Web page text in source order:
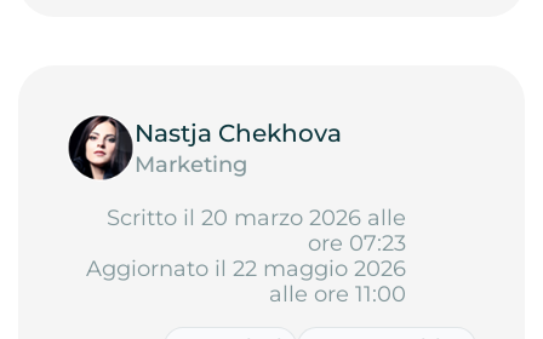
Nastja Chekhova
Marketing
Scritto il 20 marzo 2026 alle
ore 07:23
Aggiornato il 22 maggio 2026
alle ore 11:00